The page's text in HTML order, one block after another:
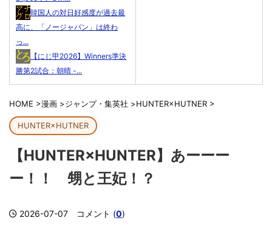
韓国人の対日好感度が過去最
高に、「ノージャパン」は終わ
っ...
【にじ甲2026】Winners準決
勝第2試合：朝晴 -...
HOME >漫画 >ジャンプ・集英社 >HUNTER×HUTNER >
HUNTER×HUTNER
【HUNTER×HUNTER】あーーー
ー！！ 甥と王妃！？
2026-07-07 コメント (0)